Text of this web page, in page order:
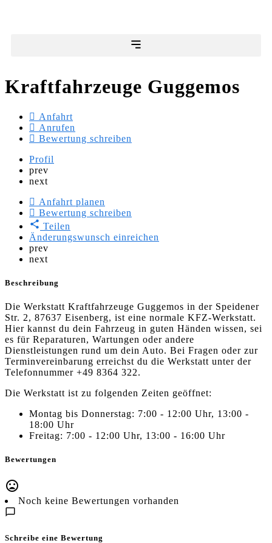
Kraftfahrzeuge Guggemos
Anfahrt
Anrufen
Bewertung schreiben
Profil
prev
next
Anfahrt planen
Bewertung schreiben
Teilen
Änderungswunsch einreichen
prev
next
Beschreibung
Die Werkstatt Kraftfahrzeuge Guggemos in der Speidener
Str. 2, 87637 Eisenberg, ist eine normale KFZ-Werkstatt.
Hier kannst du dein Fahrzeug in guten Händen wissen, sei
es für Reparaturen, Wartungen oder andere
Dienstleistungen rund um dein Auto. Bei Fragen oder zur
Terminvereinbarung erreichst du die Werkstatt unter der
Telefonnummer +49 8364 322.
Die Werkstatt ist zu folgenden Zeiten geöffnet:
Montag bis Donnerstag: 7:00 - 12:00 Uhr, 13:00 -
18:00 Uhr
Freitag: 7:00 - 12:00 Uhr, 13:00 - 16:00 Uhr
Bewertungen
Noch keine Bewertungen vorhanden
Schreibe eine Bewertung